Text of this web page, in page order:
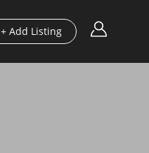
+ Add Listing